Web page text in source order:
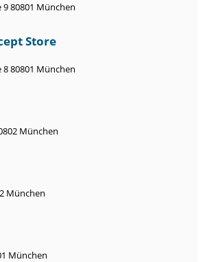
80801 München
Store
80801 München
München
München
München